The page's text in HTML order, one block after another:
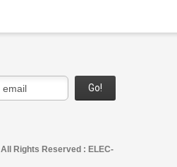
Go!
Rights Reserved : ELEC-